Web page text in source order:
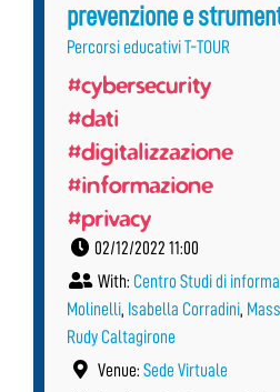
prevenzione e
Percorsi educativi T-TOUR
#cybersecurity
#dati
#digitalizzazione
#informazione
#privacy
02/12/2022 11:00
With: Centro Studi di
Molinelli, Isabella Corradini,
Rudy Caltagirone
Venue: Sede Virtuale